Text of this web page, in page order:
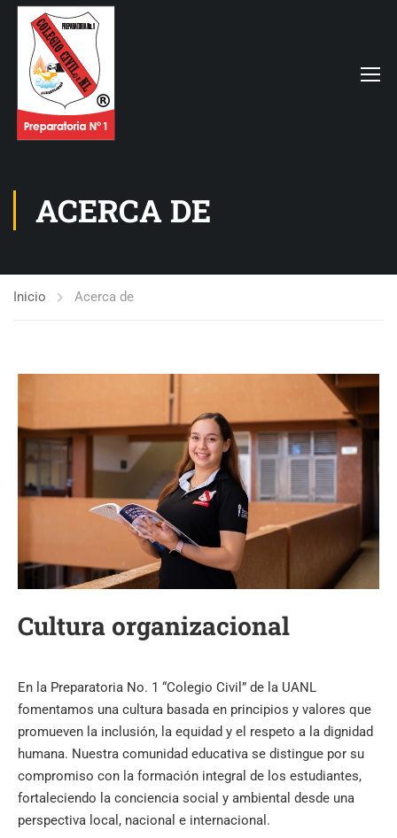
ACERCA DE
Inicio Acerca de
Cultura organizacional
En la Preparatoria No. 1 “Colegio Civil” de la UANL
fomentamos una cultura basada en principios y valores que
promueven la inclusión, la equidad y el respeto a la dignidad
humana. Nuestra comunidad educativa se distingue por su
compromiso con la formación integral de los estudiantes,
fortaleciendo la conciencia social y ambiental desde una
perspectiva local, nacional e internacional.